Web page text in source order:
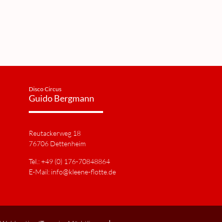
Disco Circus
Guido Bergmann
Reutackerweg 18
76706 Dettenheim
Tel.: +49 (0) 176-70848864
E-Mail: info@kleene-flotte.de